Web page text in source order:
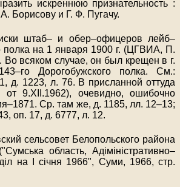
искреннюю признательность :
Борисову и Г. Ф. Пугачу.
штаб– и обер–офицеров лейб–
полка на 1 января 1900 г. (ЦГВИА, П.
всяком случае, он был крещен в г.
Дорогобужского полка. См.:
д. 1223, л. 76. В присланной оттуда
9.ХII.1962), очевидно, ошибочно
Ср. там же, д. 1185, лл. 12–13;
оп. 17, д. 6777, л. 12.
сельсовет Белопольского района
область, Адіміністративно–
на І січня 1966", Суми, 1966, стр.